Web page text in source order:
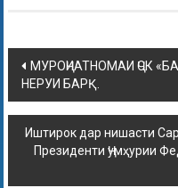
МУРОҶИАТНОМАИ ҶСК
НЕРУИ БАРҚ.
Иштирок дар нишасти
Президенти Ҷумҳурии